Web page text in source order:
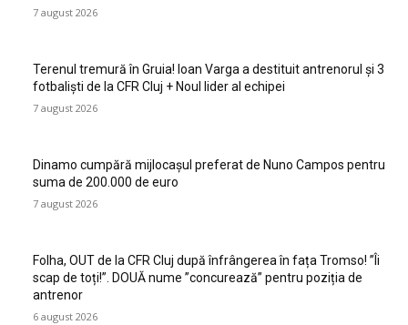
7 august 2026
Terenul tremură în Gruia! Ioan Varga a destituit antrenorul și 3
fotbaliști de la CFR Cluj + Noul lider al echipei
7 august 2026
Dinamo cumpără mijlocașul preferat de Nuno Campos pentru
suma de 200.000 de euro
7 august 2026
Folha, OUT de la CFR Cluj după înfrângerea în fața Tromso! ”Îi
scap de toți!”. DOUĂ nume ”concurează” pentru poziția de
antrenor
6 august 2026